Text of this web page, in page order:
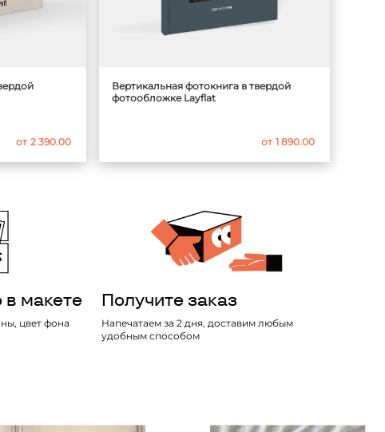
от 2 390.00
Вертикальная фотокнига в твердой
фотообложке Layflat
от 1 890.00
в макете
цвет фона
Получите заказ
Напечатаем за 2 дня, доставим любым
удобным способом